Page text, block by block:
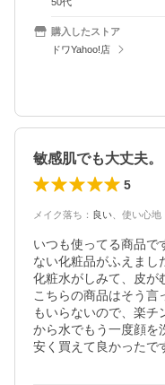
購入したストア
ドワYahoo!店
敏感肌でも大丈夫。
5
メイク落ち ： 良い 使い心地
いつも使ってる商品で
ない化粧品がふえまし
化粧水がしみて、皮が
こちらの商品はそう言
もいらないので、楽チ
から水でもう一度顔を
安く買えて良かったで